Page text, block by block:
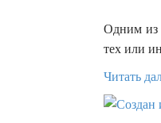
Одним из
тех или
Читать